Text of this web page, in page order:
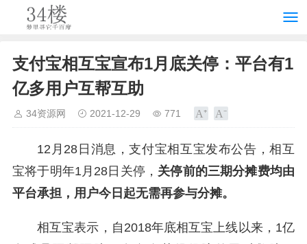
支付宝相互宝宣布1月底关停：平台有1
亿多用户互帮互助
34资源网 2021-12-29 771
12月28日消息，支付宝相互宝发布公告，相互
宝将于明年1月28日关停， 关停前的三期分摊费均由
平台承担，用户今日起无需再参与分摊。
相互宝表示，自2018年底相互宝上线以来，1亿